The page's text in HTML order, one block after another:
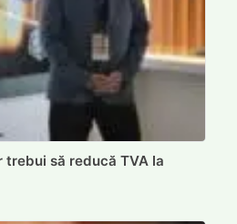
trebui să reducă TVA la